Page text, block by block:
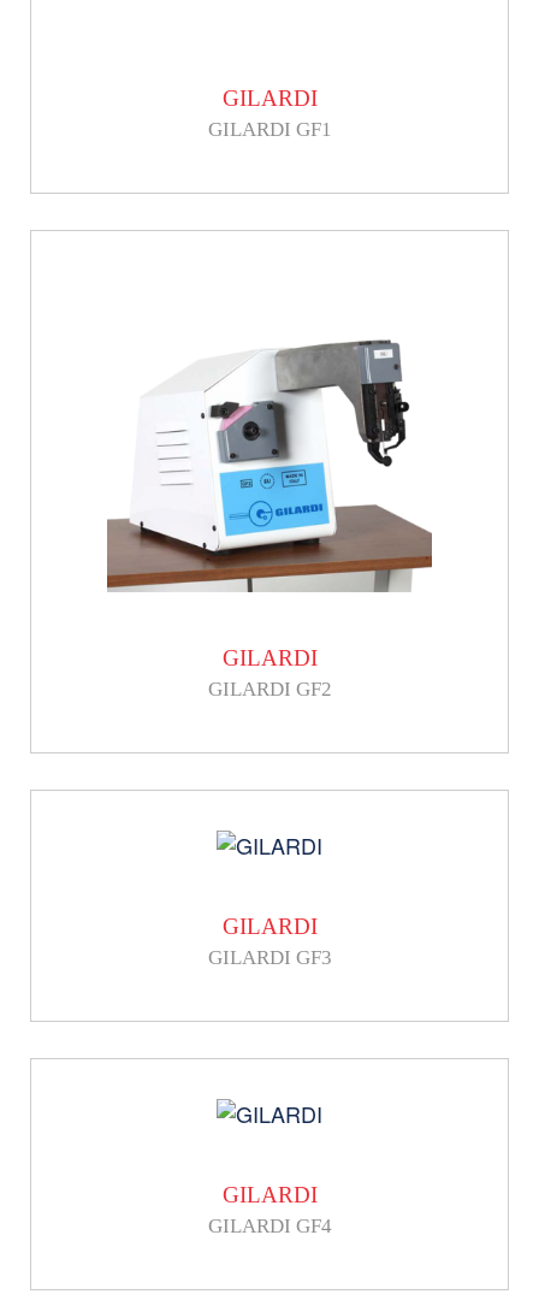
GILARDI
GILARDI GF1
GILARDI
GILARDI GF2
GILARDI
GILARDI GF3
GILARDI
GILARDI GF4